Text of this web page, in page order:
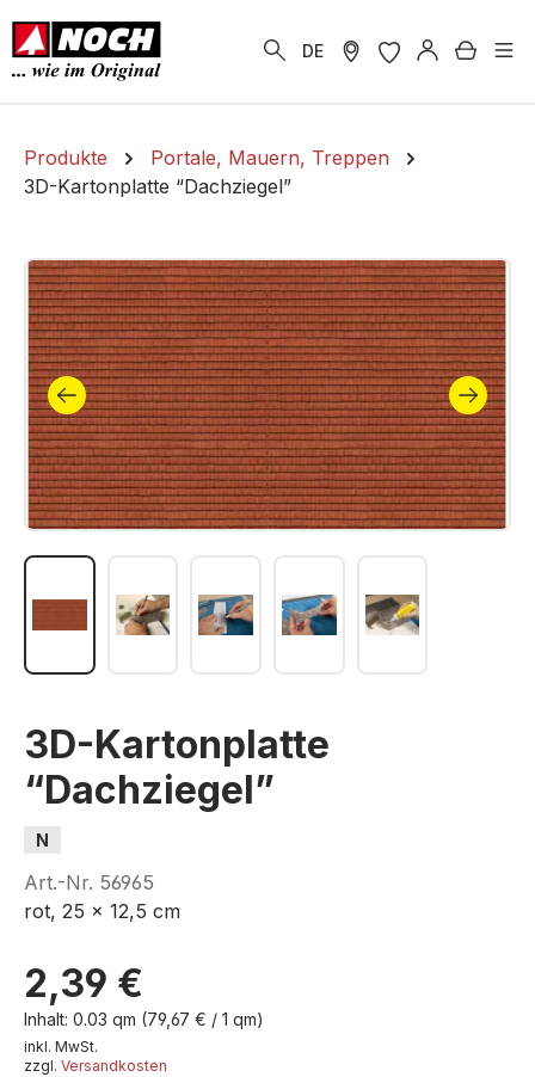
springen
DE
Produkte
Portale, Mauern, Treppen
3D-Kartonplatte “Dachziegel”
Bildergalerie überspringen
3D-Kartonplatte
“Dachziegel”
N
Art.-Nr. 56965
rot, 25 x 12,5 cm
2,39 €
Inhalt: 0.03 qm (79,67 € / 1 qm)
inkl. MwSt.
zzgl. Versandkosten